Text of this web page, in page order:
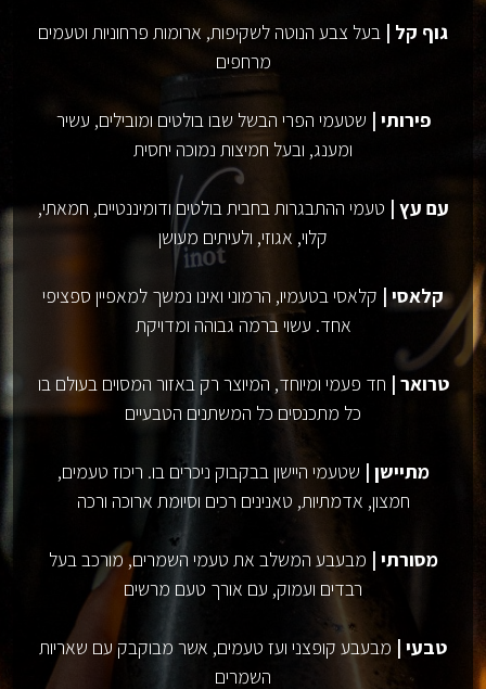
גוף קל | בעל צבע הנוטה לשקיפות, ארומות פרחוניות וטעמים
מרחפים
פירותי | שטעמי הפרי הבשל שבו בולטים ומובילים, עשיר
ומענג, ובעל חמיצות נמוכה יחסית
עם עץ | טעמי ההתבגרות בחבית בולטים ודומיננטיים, חמאתי,
קלוי, אגוזי, ולעיתים מעושן
קלאסי | קלאסי בטעמיו, הרמוני ואינו נמשך למאפיין ספציפי
אחד. עשוי ברמה גבוהה ומדויקת
טרואר | חד פעמי ומיוחד, המיוצר רק באזור המסוים בעולם בו
כל מתכנסים כל המשתנים הטבעיים
מתיישן | שטעמי היישון בבקבוק ניכרים בו. ריכוז טעמים,
חמצון, אדמתיות, טאנינים רכים וסיומת ארוכה ורכה
מסורתי | מבעבע המשלב את טעמי השמרים, מורכב בעל
רבדים ועמוק, עם אורך טעם מרשים
טבעי | מבעבע קופצני ועז טעמים, אשר מבוקבק עם שאריות
השמרים